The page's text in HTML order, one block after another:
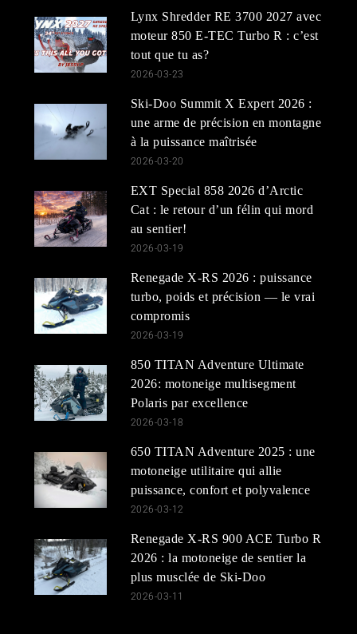
Lynx Shredder RE 3700 2027 avec
moteur 850 E-TEC Turbo R : c’est
tout que tu as?
2026-03-23
Ski-Doo Summit X Expert 2026 :
une arme de précision en montagne
à la puissance maîtrisée
2026-03-20
EXT Special 858 2026 d’Arctic
Cat : le retour d’un félin qui mord
au sentier!
2026-03-19
Renegade X-RS 2026 : puissance
turbo, poids et précision — le vrai
compromis
2026-03-19
850 TITAN Adventure Ultimate
2026: motoneige multisegment
Polaris par excellence
2026-03-18
650 TITAN Adventure 2025 : une
motoneige utilitaire qui allie
puissance, confort et polyvalence
2026-03-12
Renegade X-RS 900 ACE Turbo R
2026 : la motoneige de sentier la
plus musclée de Ski-Doo
2026-03-11